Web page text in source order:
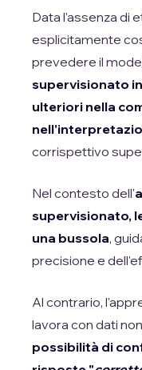
Data l'assenza di
esplicitamente
prevedere il
supervisionato
ulteriori nella
corrispettivo
Nel contesto dell'
supervisionato,
una bussola,
precisione e
Al contrario,
lavora con dati
possibilità di